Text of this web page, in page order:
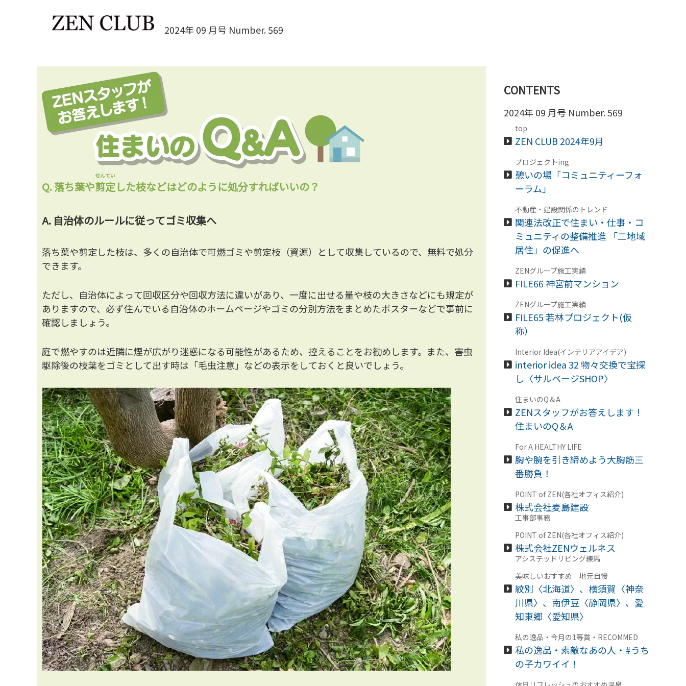
2024年 09 月号 Number. 569
Q.落ち葉や剪定
せんてい
した枝などはどのように処分すればいいの？
A. 自治体のルールに従ってゴミ収集へ
落ち葉や剪定した枝は、多くの自治体で可燃ゴミや剪定枝（資源）として収集しているので、無料で処分
できます。
ただし、自治体によって回収区分や回収方法に違いがあり、一度に出せる量や枝の大きさなどにも規定が
ありますので、必ず住んでいる自治体のホームページやゴミの分別方法をまとめたポスターなどで事前に
確認しましょう。
庭で燃やすのは近隣に煙が広がり迷惑になる可能性があるため、控えることをお勧めします。また、害虫
駆除後の枝葉をゴミとして出す時は「毛虫注意」などの表示をしておくと良いでしょう。
CONTENTS
2024年 09 月号 Number. 569
top
ZEN CLUB 2024年9月
プロジェクトing
憩いの場「コミュニティーフォ
ーラム」
不動産・建設関係のトレンド
関連法改正で住まい・仕事・コ
ミュニティの整備推進 「二地域
居住」の促進へ
ZENグループ施工実績
FILE66 神宮前マンション
ZENグループ施工実績
FILE65 若林プロジェクト(仮
称）
Interior Idea(インテリアアイデア)
interior idea 32 物々交換で宝探
し〈サルベージSHOP〉
住まいのQ＆A
ZENスタッフがお答えします！
住まいのQ＆A
For A HEALTHY LIFE
胸や腕を引き締めよう大胸筋三
番勝負！
POINT of ZEN(各社オフィス紹介)
株式会社麦島建設
工事部事務
POINT of ZEN(各社オフィス紹介)
株式会社ZENウェルネス
アシステッドリビング練馬
美味しいおすすめ 地元自慢
紋別〈北海道〉、横須賀〈神奈
川県〉、南伊豆〈静岡県〉、愛
知東郷〈愛知県〉
私の逸品・今月の1等賞・RECOMMED
私の逸品・素敵なあの人・#うち
の子カワイイ！